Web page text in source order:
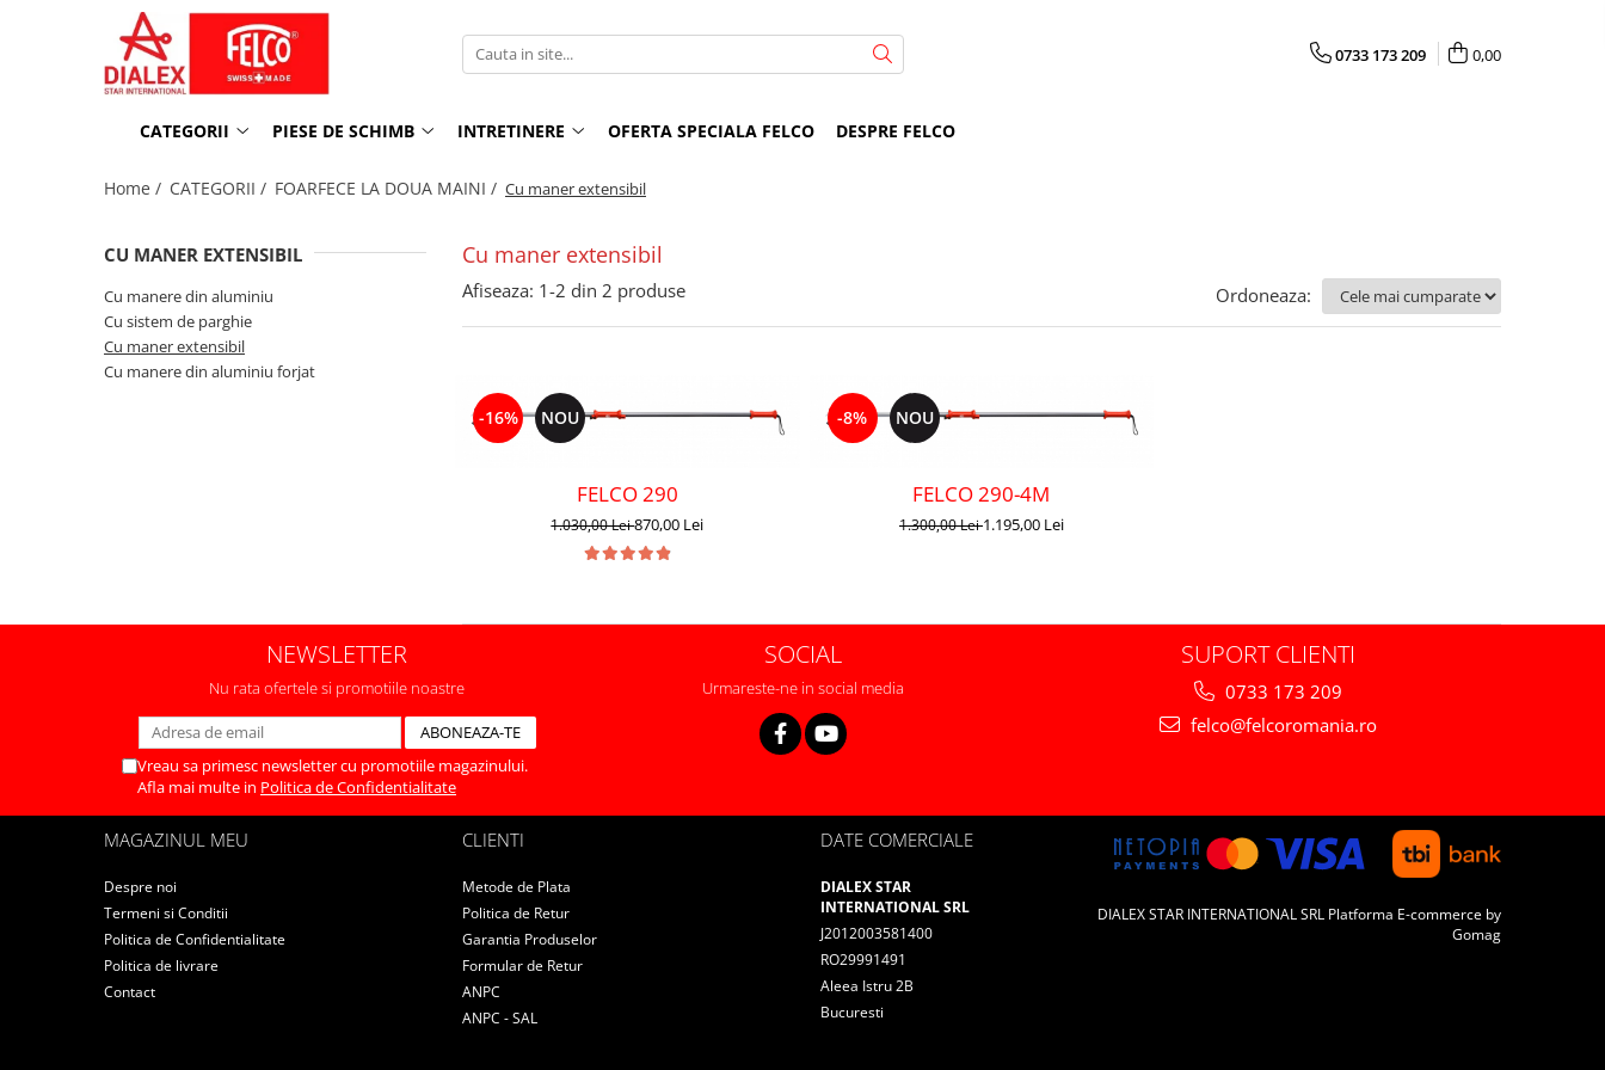
CATEGORII
FOARFECE LA O MANA
Modele Editie speciala
Pentru recoltat si cizelat, snip
Pentru aplicatii speciale
FOARFECE LA DOUA MAINI
Cu manere din aluminiu
FOARFECE ELECTRICE SI ACCESORII
UNELTE PENTRU GRADINARIT
PIESE DE SCHIMB
Foarfece la o mana
INTRETINERE
0733 173 209 0,00
CATEGORII PIESE DE SCHIMB INTRETINERE OFERTA SPECIALA FELCO DESPRE FELCO
Home / CATEGORII / FOARFECE LA DOUA MAINI / Cu maner extensibil
Cu maner extensibil
CU MANER EXTENSIBIL
Cu manere din aluminiu
Cu sistem de parghie
Cu maner extensibil
Cu manere din aluminiu forjat
Afiseaza: 1-2 din 2 produse Ordoneaza:
-16% NOU
FELCO 290
1.030,00 Lei870,00 Lei
-8% NOU
FELCO 290-4M
1.300,00 Lei1.195,00 Lei
NEWSLETTER
Nu rata ofertele si promotiile noastre
Vreau sa primesc newsletter cu promotiile magazinului.
Afla mai multe in Politica de Confidentialitate
SOCIAL
Urmareste-ne in social media
SUPORT CLIENTI
0733 173 209
felco@felcoromania.ro
MAGAZINUL MEU
Despre noi
Termeni si Conditii
Politica de Confidentialitate
Politica de livrare
Contact
CLIENTI
Metode de Plata
Politica de Retur
Garantia Produselor
Formular de Retur
ANPC
ANPC - SAL
DATE COMERCIALE
DIALEX STAR
INTERNATIONAL SRL
J2012003581400
RO29991491
Aleea Istru 2B
Bucuresti
DIALEX STAR INTERNATIONAL SRL Platforma E-commerce by
Gomag